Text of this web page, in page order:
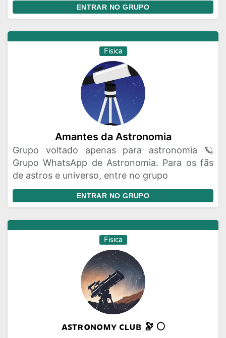
ENTRAR NO GRUPO
Fisica
Amantes da Astronomia
Grupo voltado apenas para astronomia 🪐
Grupo WhatsApp de Astronomia. Para os fãs
de astros e universo, entre no grupo
ENTRAR NO GRUPO
Fisica
ᴀꜱᴛʀᴏɴᴏᴍʏ ᴄʟᴜʙ 🔭 🌕